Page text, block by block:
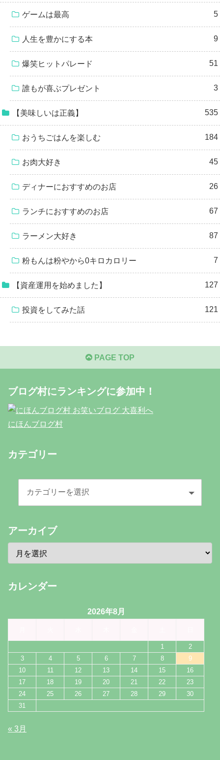
ゲームは最高 5
人生を豊かにする本 9
爆笑ヒットパレード 51
誰もが喜ぶプレゼント 3
【美味しいは正義】 535
おうちごはんを楽しむ 184
お肉大好き 45
ディナーにおすすめのお店 26
ランチにおすすめのお店 67
ラーメン大好き 87
粉もんは粉やから0キロカロリー 7
【資産運用を始めました】 127
投資をしてみた話 121
PAGE TOP
ブログ村にランキングに参加中！
にほんブログ村
カテゴリー
アーカイブ
カレンダー
2026年8月
1
2
3
4 5 6 7 8
9
10
11 12 13 14 15
16
17
18 19 20 21 22
23
24
25 26 27 28 29
30
31
« 3月